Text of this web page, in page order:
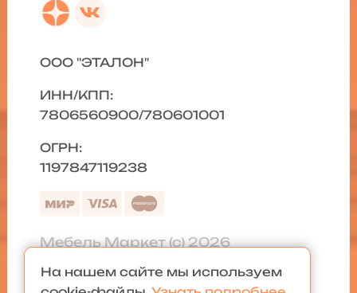
ООО "ЭТАЛОН"
ИНН/КПП:
7806560900/780601001
ОГРН:
1197847119238
Мебель Маркет (с) 2026
Политика конфиденциальности
На нашем сайте мы используем